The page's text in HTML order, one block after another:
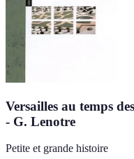
Versailles au temps
- G. Lenotre
Petite et grande histoire